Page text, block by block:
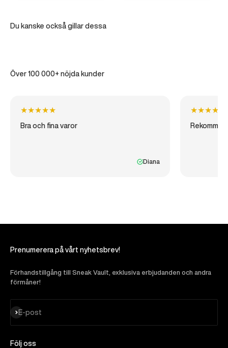
Du kanske också gillar dessa
Över 100 000+ nöjda kunder
★★★★★
Bra och fina varor
Diana
★★★★
Prenumerera på vårt nyhetsbrev!
Förhandstillgång till Sneak Vault, exklusiva erbjudanden och andra
förmåner!
E-post
Prenumerera
Följ oss